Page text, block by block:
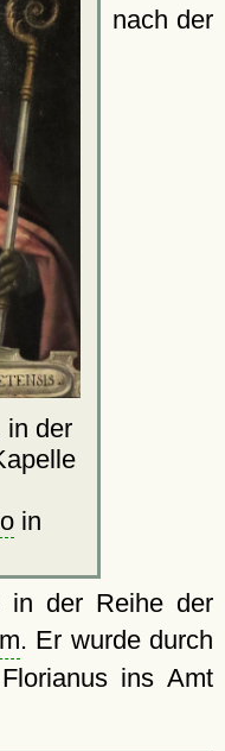
in der
in
nach der
in der Reihe der
. Er wurde durch
ins Amt